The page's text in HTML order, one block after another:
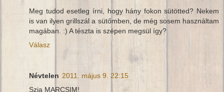
Meg tudod esetleg írni, hogy hány fokon sütötted? Nekem
is van ilyen grillszál a sütőmben, de még sosem használtam
magában. :) A tészta is szépen megsül így?
Válasz
Névtelen 2011. május 9. 22:15
Szia MARCSIM!